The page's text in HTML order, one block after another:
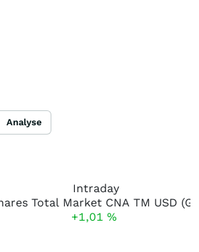
Analyse
Intraday
+1,01 %